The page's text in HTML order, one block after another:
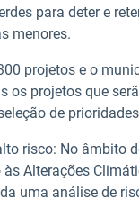
para deter e
menores.
projetos e o
os projetos que
de
risco: No âmbito
Alterações
uma análise de